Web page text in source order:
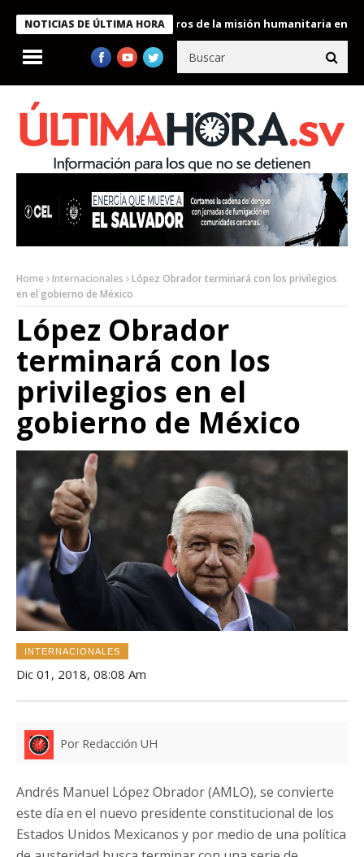
NOTICIAS DE ÚLTIMA HORA
condecora a miembros de la misión humanitaria enviada a
Home Internacionales
López Obrador terminará con los privilegios
en el gobierno de México
López Obrador
terminará con los
privilegios en el
gobierno de México
INTERNACIONALES
Dic 01, 2018, 08:08 Am
Por Redacción UH
Andrés Manuel López Obrador (AMLO), se convierte
este día en el nuevo presidente constitucional de los
Estados Unidos Mexicanos y por medio de una política